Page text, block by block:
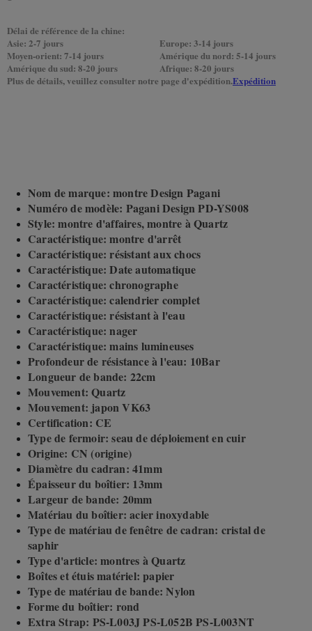
Délai de référence de la chine:
Asie: 2-7 jours
Europe: 3-14 jours
Moyen-orient: 7-14 jours
Amérique du nord: 5-14 jours
Amérique du sud: 8-20 jours
Afrique: 8-20 jours
Plus de détails, veuillez consulter notre page d'expédition.Expédition
Nom de marque: montre Design Pagani
Numéro de modèle: Pagani Design PD-YS008
Style: montre d'affaires, montre à Quartz
Caractéristique: montre d'arrêt
Caractéristique: résistant aux chocs
Caractéristique: Date automatique
Caractéristique: chronographe
Caractéristique: calendrier complet
Caractéristique: résistant à l'eau
Caractéristique: nager
Caractéristique: mains lumineuses
Profondeur de résistance à l'eau: 10Bar
Longueur de bande: 22cm
Mouvement: Quartz
Mouvement: japon VK63
Certification: CE
Type de fermoir: seau de déploiement en cuir
Origine: CN (origine)
Diamètre du cadran: 41mm
Épaisseur du boîtier: 13mm
Largeur de bande: 20mm
Matériau du boîtier: acier inoxydable
Type de matériau de fenêtre de cadran: cristal de
saphir
Type d'article: montres à Quartz
Boîtes et étuis matériel: papier
Type de matériau de bande: Nylon
Forme du boîtier: rond
Extra Strap: PS-L003J PS-L052B PS-L003NT